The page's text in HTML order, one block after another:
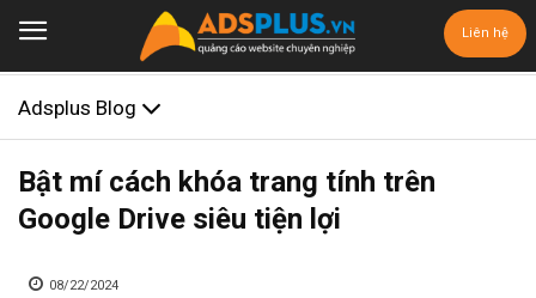
Liên hệ
Adsplus Blog
Bật mí cách khóa trang tính trên
Google Drive siêu tiện lợi
08/22/2024